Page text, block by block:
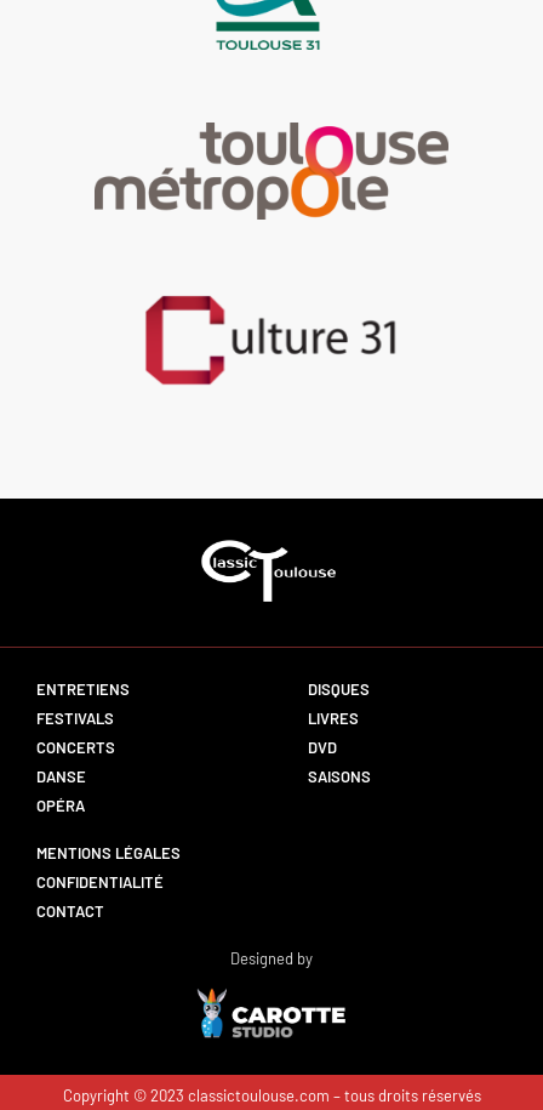
ENTRETIENS
FESTIVALS
CONCERTS
DANSE
OPÉRA
DISQUES
LIVRES
DVD
SAISONS
MENTIONS LÉGALES
CONFIDENTIALITÉ
CONTACT
Designed by
Copyright © 2023 classictoulouse.com – tous droits réservés